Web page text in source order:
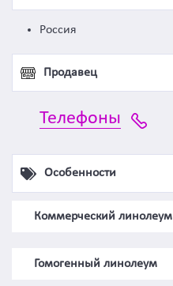
Россия
Продавец
Телефоны
Особенности
Коммерческий линолеум
Гомогенный линолеум